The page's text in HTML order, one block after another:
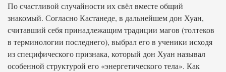
По счастливой случайности их свёл вместе общий
знакомый. Согласно Кастанеде, в дальнейшем дон Хуан,
считавший себя принадлежащим традиции магов (толтеков
в терминологии последнего), выбрал его в ученики исходя
из специфического признака, который дон Хуан называл
особенной структурой его «энергетического тела». Как